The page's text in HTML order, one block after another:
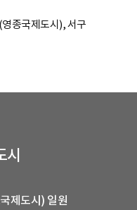
종국제도시), 서구
제도시) 일원